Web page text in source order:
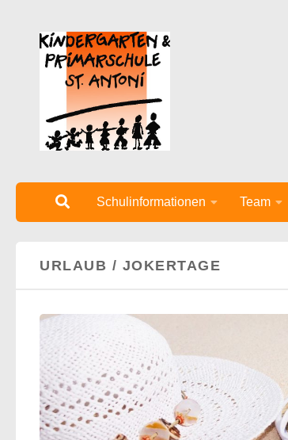
Schulinformationen Team
URLAUB / JOKERTAGE